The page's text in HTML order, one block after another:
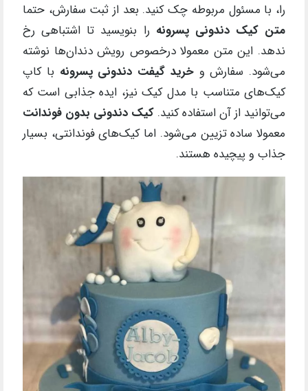
را، با مسئول مربوطه چک کنید. بعد از ثبت سفارش، حتما
متن کیک دندونی پسرونه را بنویسید تا اشتباهی رخ
ندهد. این متن معمولا درخصوص رویش دندان‌ها نوشته
می‌شود. سفارش وخرید گیفت دندونی پسرونه با کاپ
کیک‌های متناسب با مدل کیک نیز، ایده جذابی است که
می‌توانید از آن استفاده کنید. کیک دندونی بدون فوندانت
معمولا ساده تزیین می‌شود. اما کیک‌های فوندانتی، بسیار
جذاب و پیچیده هستند.